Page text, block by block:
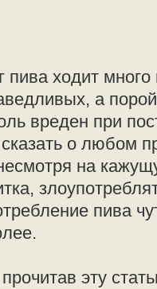
пива ходит
а
вреден при
о любом
на
пива
эту